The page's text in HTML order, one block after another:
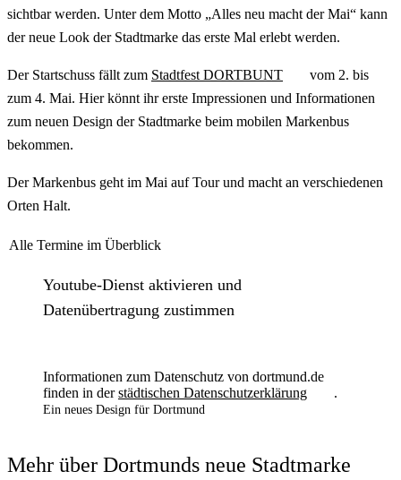
sichtbar werden. Unter dem Motto „Alles neu macht der Mai“ kann
der neue Look der Stadtmarke das erste Mal erlebt werden.
Der Startschuss fällt zum Stadtfest DORTBUNT
vom 2. bis
zum 4. Mai. Hier könnt ihr erste Impressionen und Informationen
zum neuen Design der Stadtmarke beim mobilen Markenbus
bekommen.
Der Markenbus geht im Mai auf Tour und macht an verschiedenen
Orten Halt.
Alle Termine im Überblick
Youtube-Dienst aktivieren und
Datenübertragung zustimmen
Informationen zum Datenschutz von dortmund.de
finden in derstädtischen Datenschutzerklärung .
Ein neues Design für Dortmund
Mehr über Dortmunds neue Stadtmarke